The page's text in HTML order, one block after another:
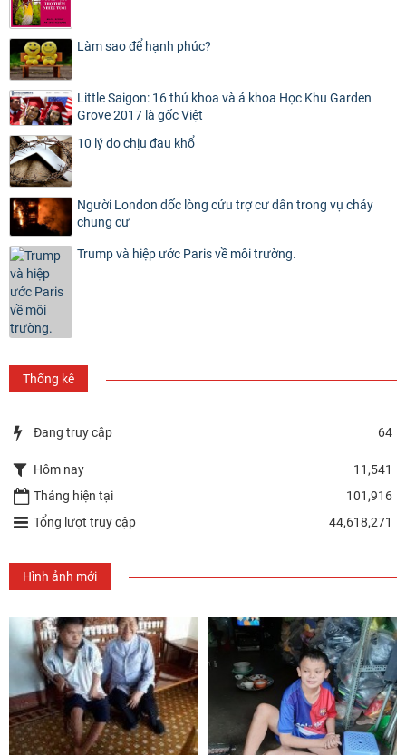
Làm sao để hạnh phúc?
Little Saigon: 16 thủ khoa và á khoa Học Khu Garden
Grove 2017 là gốc Việt
10 lý do chịu đau khổ
Người London dốc lòng cứu trợ cư dân trong vụ cháy
chung cư
Trump và hiệp ước Paris về môi trường.
Thống kê
Đang truy cập 64
Hôm nay
11,541
Tháng hiện tại
101,916
Tổng lượt truy cập
44,618,271
Hình ảnh mới